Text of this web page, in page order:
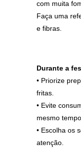
com muita
Faça uma
e fibras.
Durante a
• Priorize
fritas.
• Evite
mesmo tempo.
• Escolha os
atenção.